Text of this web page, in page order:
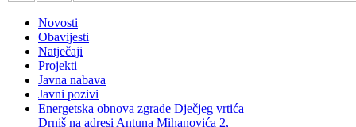
Novosti
Obavijesti
Natječaji
Projekti
Javna nabava
Javni pozivi
Energetska obnova zgrade Dječjeg vrtića
Drniš na adresi Antuna Mihanovića 2,